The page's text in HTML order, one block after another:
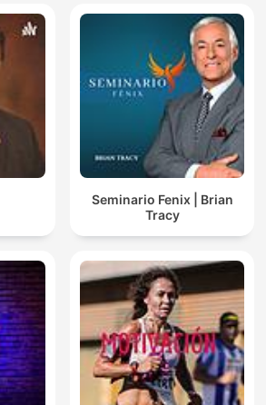
Seminario Fenix | Brian
Tracy